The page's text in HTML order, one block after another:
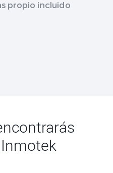
propio incluido